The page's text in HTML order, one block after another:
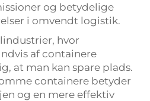
og betydelige
i omvendt logistik.
hvor
af containere
at man kan spare plads.
containere betyder
og en mere effektiv